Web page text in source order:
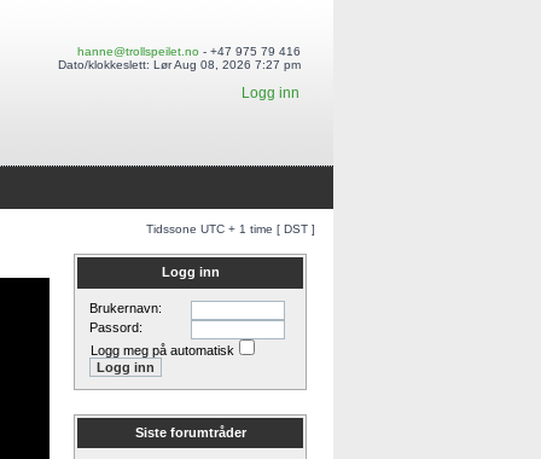
hanne@trollspeilet.no - +47 975 79 416
Dato/klokkeslett: Lør Aug 08, 2026 7:27 pm
Logg inn
Tidssone UTC + 1 time [ DST ]
Logg inn
Brukernavn:
Passord:
Logg meg på automatisk
Siste forumtråder